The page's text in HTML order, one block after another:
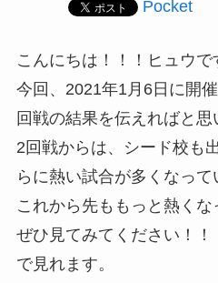
Pocket
こんにちは！！！ヒュウで
今回、2021年1月6日に開
回戦の結果を伝えればと思
2回戦からは、シード校も
らに熱い試合が多くなって
これから先ももっと熱くな
ぜひ見てみてください！！
で見れます。